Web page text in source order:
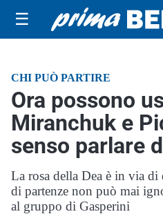
☰
CHI PUÒ PARTIRE
Ora possono
Miranchuk e
senso parlare
La rosa della Dea è in via
di partenze non può mai
al gruppo di Gasperini